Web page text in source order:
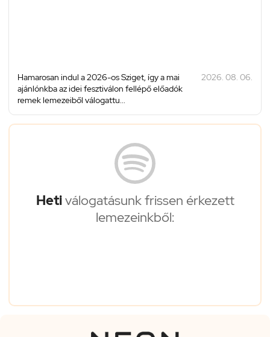
Hamarosan indul a 2026-os Sziget, így a mai
ajánlónkba az idei fesztiválon fellépő előadók
remek lemezeiből válogattu...
2026. 08. 06.
Hetiválogatásunk frissen érkezett
lemezeinkből: